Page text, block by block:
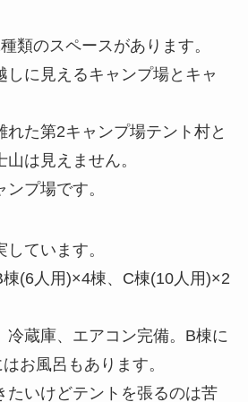
類のスペースがあります。
しに見えるキャンプ場とキャ
れた第2キャンプ場テント村と
は見えません。
プ場です。
ています。
(6人用)×4棟、C棟(10人用)×2
冷蔵庫、エアコン完備。B棟に
お風呂もあります。
たいけどテントを張るのは苦